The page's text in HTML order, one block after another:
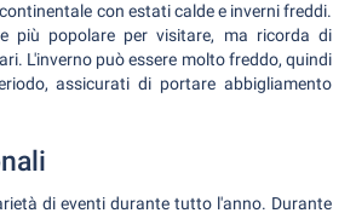
con estati calde e inverni freddi.
più popolare per visitare, ma ricorda di
L'inverno può essere molto freddo, quindi
assicurati di portare abbigliamento
di eventi durante tutto l'anno. Durante